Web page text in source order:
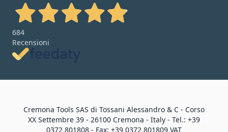
684
Recensioni
Cremona Tools SAS di Tossani Alessandro & C - Corso
XX Settembre 39 - 26100 Cremona - Italy - Tel.: +39
0372 801808 - Fax: +39 0372 801809 VAT